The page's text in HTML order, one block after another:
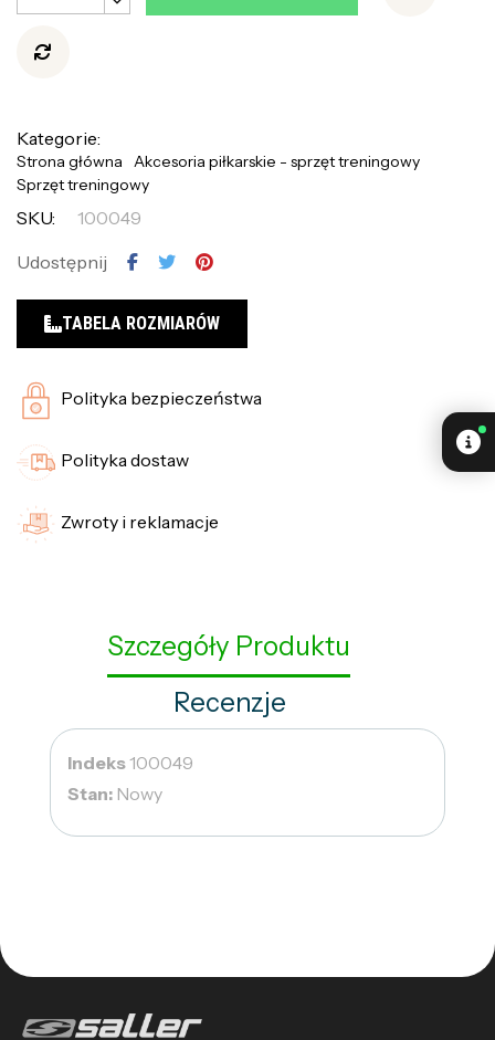
Kategorie:
Strona główna
Akcesoria piłkarskie - sprzęt treningowy
Sprzęt treningowy
SKU:
100049
Udostępnij
TABELA ROZMIARÓW
Polityka bezpieczeństwa
Polityka dostaw
Zwroty i reklamacje
Szczegóły Produktu
Recenzje
Indeks100049
Stan: Nowy